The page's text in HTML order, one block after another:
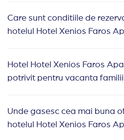
Care sunt conditiile de
hotelul Hotel Xenios Faros
Hotel Hotel Xenios Faros
potrivit pentru vacanta
Unde gasesc cea mai buna
hotelul Hotel Xenios Faros